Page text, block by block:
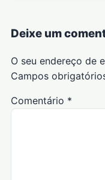
Deixe um
O seu endereço de
Campos
Comentário *